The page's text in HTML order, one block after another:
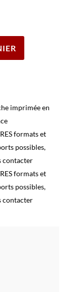
imprimée en
formats et
possibles,
contacter
formats et
possibles,
contacter